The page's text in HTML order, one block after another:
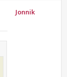
Jonnik